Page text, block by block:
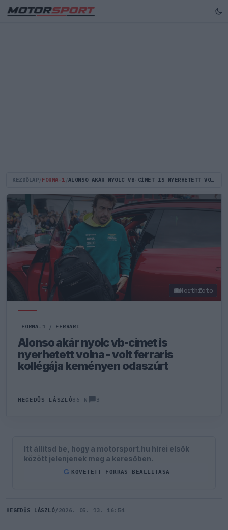
KEZDŐLAP FORMA-1 ALONSO AKÁR NYOLC VB-CÍMET IS NYERHETETT VOLNA - VOLT FERRARIS KOLLÉGÁJA KEMÉNYEN ODASZÚRT
Northfoto
FORMA-1 / FERRARI
Alonso akár nyolc vb-címet is
nyerhetett volna - volt ferraris
kollégája keményen odaszúrt
HEGEDŰS LÁSZLÓ86 N 3
Itt állítsd be, hogy a motorsport.hu hírei elsők
között jelenjenek meg a keresőben.
G KÖVETETT FORRÁS BEÁLLÍTÁSA
HEGEDŰS LÁSZLÓ/ 2026. 05. 13. 16:54